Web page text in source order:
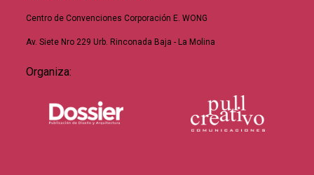
Centro de Convenciones Corporación E. WONG
Av. Siete Nro 229 Urb. Rinconada Baja - La Molina
Organiza: